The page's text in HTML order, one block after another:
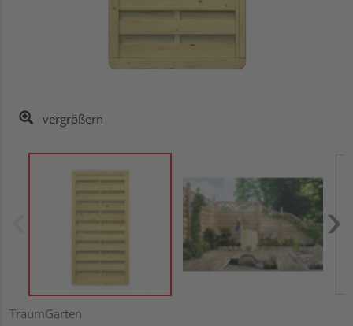
vergrößern
TraumGarten